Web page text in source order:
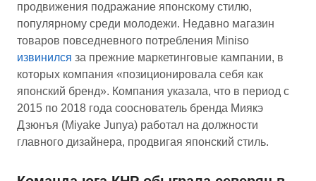
продвижения подражание японскому стилю,
популярному среди молодежи. Недавно магазин
товаров повседневного потребления Miniso
извинился за прежние маркетинговые кампании, в
которых компания «позиционировала себя как
японский бренд». Компания указала, что в период с
2015 по 2018 года сооснователь бренда Миякэ
Дзюнъя (Miyake Junya) работал на должности
главного дизайнера, продвигая японский стиль.